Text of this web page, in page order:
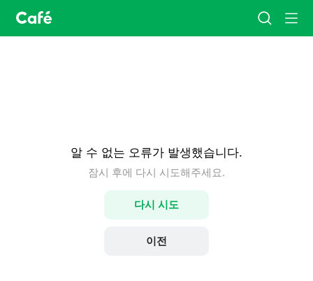
카
페
홈
검
색
메
뉴
알 수 없는 오류가 발생했습니다.
잠시 후에 다시 시도해주세요.
다시 시도
이전